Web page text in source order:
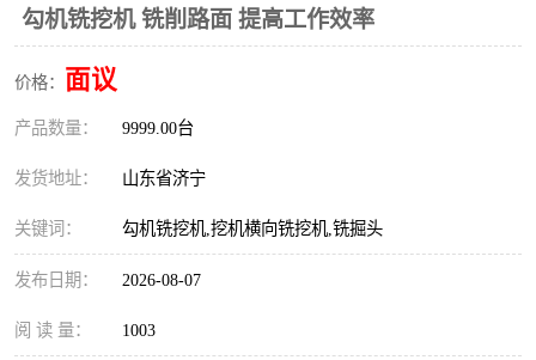
勾机铣挖机 铣削路面 提高工作效率
价格： 面议
产品数量： 9999.00台
发货地址： 山东省济宁
关键词： 勾机铣挖机,挖机横向铣挖机,铣掘头
发布日期： 2026-08-07
阅 读 量： 1003
挖树机 拓荒机
滚筒筛
挖掘机破碎斗